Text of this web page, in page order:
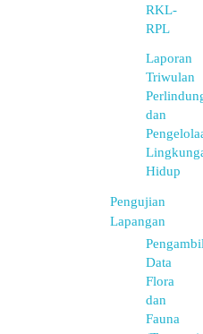
RKL-
RPL
Laporan
Triwulan
dan
Hidup
Pengujian
Lapangan
Data
Flora
dan
Fauna